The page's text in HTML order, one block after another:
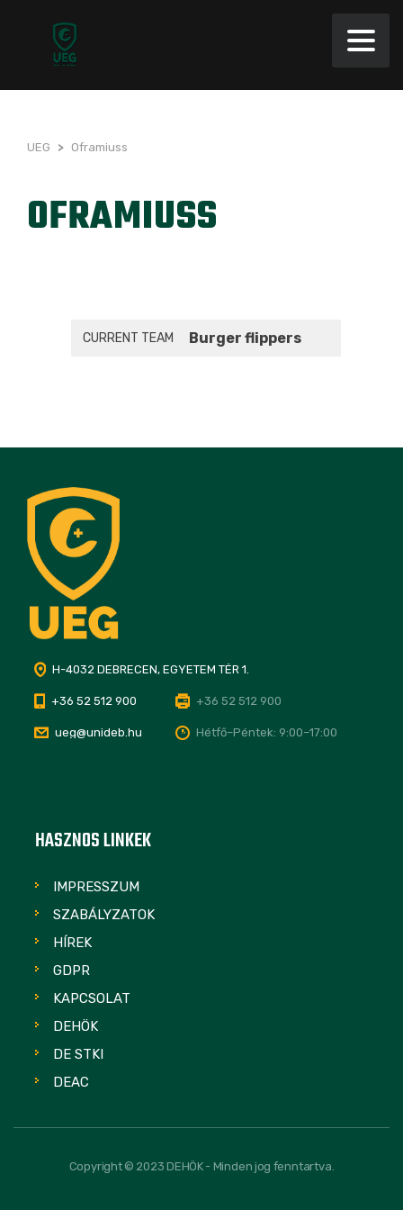
UEG > Oframiuss
OFRAMIUSS
CURRENT TEAM Burger flippers
H-4032 DEBRECEN, EGYETEM TÉR 1.
+36 52 512 900 +36 52 512 900
ueg@unideb.hu Hétfő–Péntek: 9:00–17:00
HASZNOS LINKEK
IMPRESSZUM
SZABÁLYZATOK
HÍREK
GDPR
KAPCSOLAT
DEHÖK
DE STKI
DEAC
Copyright © 2023 DEHÖK - Minden jog fenntartva.